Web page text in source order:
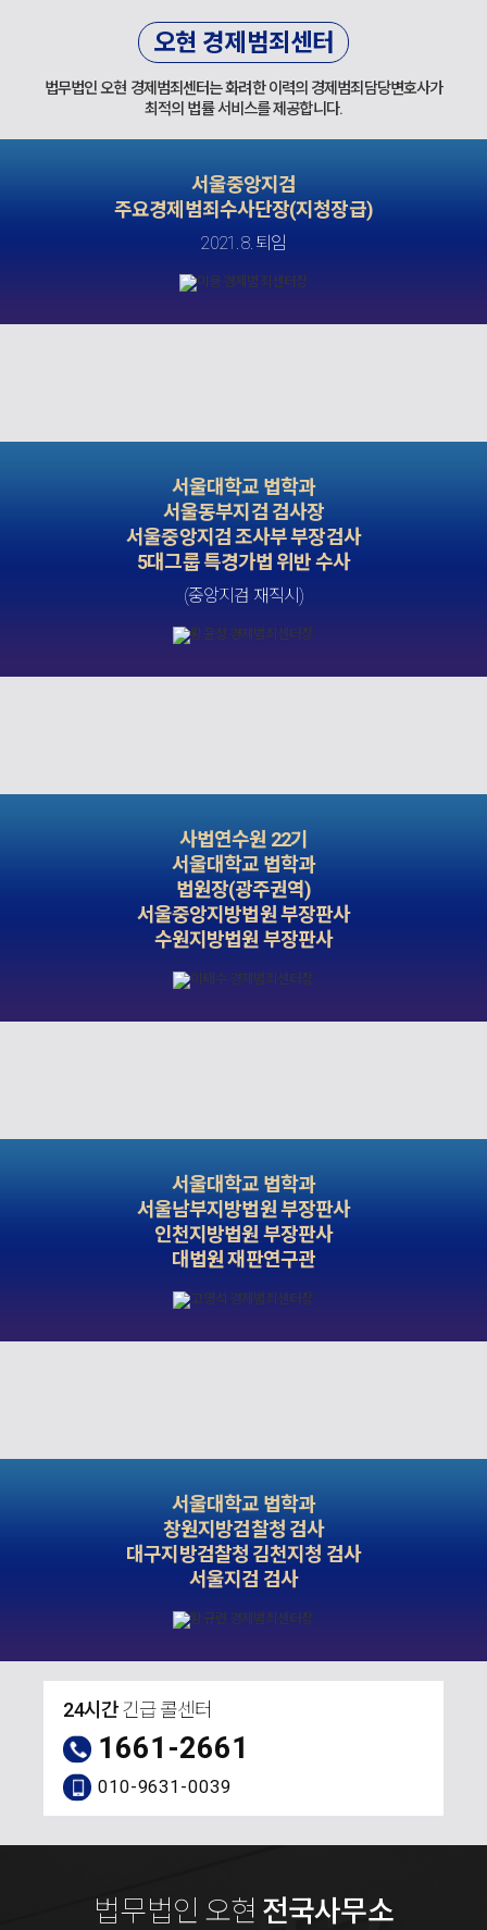
오현 경제범죄센터
법무법인 오현 경제범죄센터는 화려한 이력의 경제범죄담당변호사가
최적의 법률 서비스를 제공합니다.
서울중앙지검
주요경제범죄수사단장(지청장급)
2021. 8. 퇴임
서울대학교 법학과
서울동부지검 검사장
서울중앙지검 조사부 부장검사
5대그룹 특경가법 위반 수사
(중앙지검 재직시)
사법연수원 22기
서울대학교 법학과
법원장(광주권역)
서울중앙지방법원 부장판사
수원지방법원 부장판사
서울대학교 법학과
서울남부지방법원 부장판사
인천지방법원 부장판사
대법원 재판연구관
서울대학교 법학과
창원지방검찰청 검사
대구지방검찰청 김천지청 검사
서울지검 검사
24시간긴급 콜센터
1661-2661
010-9631-0039
법무법인 오현 전국사무소